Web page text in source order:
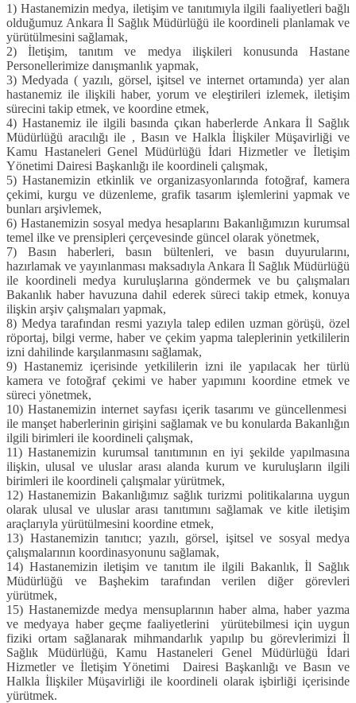
1) Hastanemizin medya, iletişim ve tanıtımıyla ilgili faaliyetleri bağlı
olduğumuz Ankara İl Sağlık Müdürlüğü ile koordineli planlamak ve
yürütülmesini sağlamak,
2)İletişim, tanıtım ve medya ilişkileri konusunda Hastane
Personellerimize danışmanlık yapmak,
3) Medyada ( yazılı, görsel, işitsel ve internet ortamında) yer alan
hastanemiz ile ilişkili haber, yorum ve eleştirileri izlemek, iletişim
sürecini takip etmek, ve koordine etmek,
4) Hastanemiz ile ilgili basında çıkan haberlerde Ankara İl Sağlık
Müdürlüğü aracılığı ile , Basın ve Halkla İlişkiler Müşavirliği ve
Kamu Hastaneleri Genel Müdürlüğü İdari Hizmetler ve İletişim
Yönetimi Dairesi Başkanlığı ile koordineli çalışmak,
5) Hastanemizin etkinlik ve organizasyonlarında fotoğraf, kamera
çekimi, kurgu ve düzenleme, grafik tasarım işlemlerini yapmak ve
bunları arşivlemek,
6) Hastanemizin sosyal medya hesaplarını Bakanlığımızın kurumsal
temel ilke ve prensipleri çerçevesinde güncel olarak yönetmek,
7) Basın haberleri, basın bültenleri, ve basın duyurularını,
hazırlamak ve yayınlanması maksadıyla Ankara İl Sağlık Müdürlüğü
ile koordineli medya kuruluşlarına göndermek ve bu çalışmaları
Bakanlık haber havuzuna dahil ederek süreci takip etmek, konuya
ilişkin arşiv çalışmaları yapmak,
8) Medya tarafından resmi yazıyla talep edilen uzman görüşü, özel
röportaj, bilgi verme, haber ve çekim yapma taleplerinin yetkililerin
izni dahilinde karşılanmasını sağlamak,
9) Hastanemiz içerisinde yetkililerin izni ile yapılacak her türlü
kamera ve fotoğraf çekimi ve haber yapımını koordine etmek ve
süreci yönetmek,
10) Hastanemizin internet sayfası içerik tasarımı ve güncellenmesi
ile manşet haberlerinin girişini sağlamak ve bu konularda Bakanlığın
ilgili birimleri ile koordineli çalışmak,
11) Hastanemizin kurumsal tanıtımının en iyi şekilde yapılmasına
ilişkin, ulusal ve uluslar arası alanda kurum ve kuruluşların ilgili
birimleri ile koordineli çalışmalar yürütmek,
12) Hastanemizin Bakanlığımız sağlık turizmi politikalarına uygun
olarak ulusal ve uluslar arası tanıtımını sağlamak ve kitle iletişim
araçlarıyla yürütülmesini koordine etmek,
13) Hastanemizin tanıtıcı; yazılı, görsel, işitsel ve sosyal medya
çalışmalarının koordinasyonunu sağlamak,
14) Hastanemizin iletişim ve tanıtım ile ilgili Bakanlık, İl Sağlık
Müdürlüğü ve Başhekim tarafından verilen diğer görevleri
yürütmek,
15) Hastanemizde medya mensuplarının haber alma, haber yazma
ve medyaya haber geçme faaliyetlerini yürütebilmesi için uygun
fiziki ortam sağlanarak mihmandarlık yapılıp bu görevlerimizi İl
Sağlık Müdürlüğü, Kamu Hastaneleri Genel Müdürlüğü İdari
Hizmetler ve İletişim Yönetimi Dairesi Başkanlığı ve Basın ve
Halkla İlişkiler Müşavirliği ile koordineli olarak işbirliği içerisinde
yürütmek.